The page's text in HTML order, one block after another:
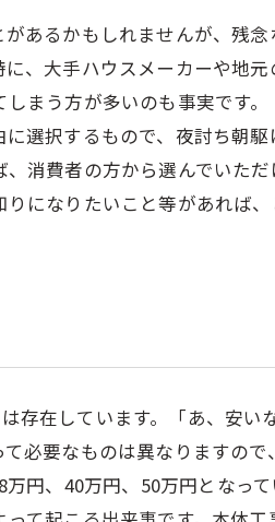
あるかもしれませんが、残
、大手ハウスメーカーや地
まう方が多いのも事実です。
選択するもので、夜討ち朝
消費者の方から選んでいた
になりたいこと等があれば
存在しています。「あ、安
必要なものは異なりますの
円、40万円、50万円となって